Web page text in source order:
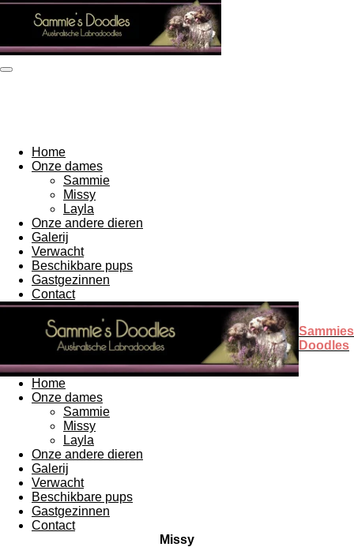
direct
de
hoofdinhoud
Home
Onze dames
Sammie
Missy
Layla
Onze andere dieren
Galerij
Verwacht
Beschikbare pups
Gastgezinnen
Contact
Sammies
Doodles
Home
Onze dames
Sammie
Missy
Layla
Onze andere dieren
Galerij
Verwacht
Beschikbare pups
Gastgezinnen
Contact
Missy